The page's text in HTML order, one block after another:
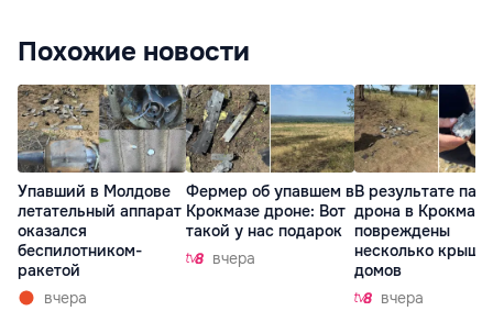
Похожие новости
Упавший в Молдове
летательный аппарат
оказался
беспилотником-
ракетой
вчера
Фермер об упавшем в
Крокмазе дроне: Вот
такой у нас подарок
вчера
В результате
дрона в Крокмазе
повреждены
несколько крыш
домов
вчера